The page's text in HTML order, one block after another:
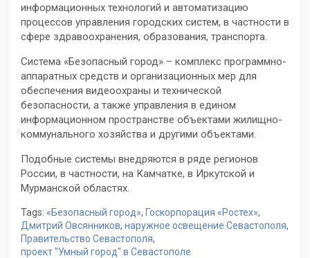
информационных технологий и автоматизацию
процессов управления городских систем, в частности в
сфере здравоохранения, образования, транспорта.
Система «Безопасный город» – комплекс программно-
аппаратных средств и организационных мер для
обеспечения видеоохраны и технической
безопасности, а также управления в едином
информационном пространстве объектами жилищно-
коммунального хозяйства и другими объектами.
Подобные системы внедряются в ряде регионов
России, в частности, на Камчатке, в Иркутской и
Мурманской областях.
Tags: «Безопасный город», Госкорпорация «Ростех»,
Дмитрий Овсянников, наружное освещение Севастополя,
Правительство Севастополя,
проект "Умный город" в Севастополе